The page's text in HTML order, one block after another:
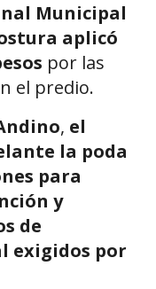
Municipal
aplicó
por las
el predio.
, el
la poda
para
y
de
exigidos por